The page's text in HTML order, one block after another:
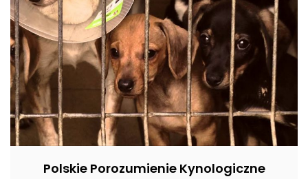
Polskie Porozumienie Kynologiczne